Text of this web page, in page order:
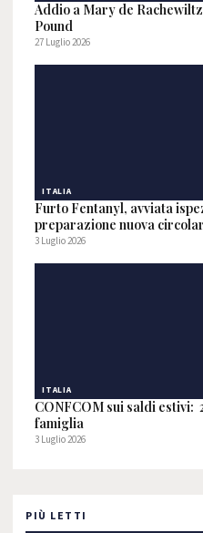
Addio a Mary de
Pound
27 Luglio 2026
ITALIA
Furto Fentanyl, avviata
preparazione nuova
3 Luglio 2026
ITALIA
CONFCOM sui saldi estivi:
famiglia
3 Luglio 2026
PIÙ LETTI